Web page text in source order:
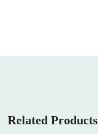
Related Products